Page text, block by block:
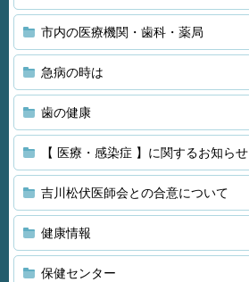
市内の医療機関・歯科・薬局
急病の時は
歯の健康
【 医療・感染症 】に関するお知らせ
吉川松伏医師会との合意について
健康情報
保健センター